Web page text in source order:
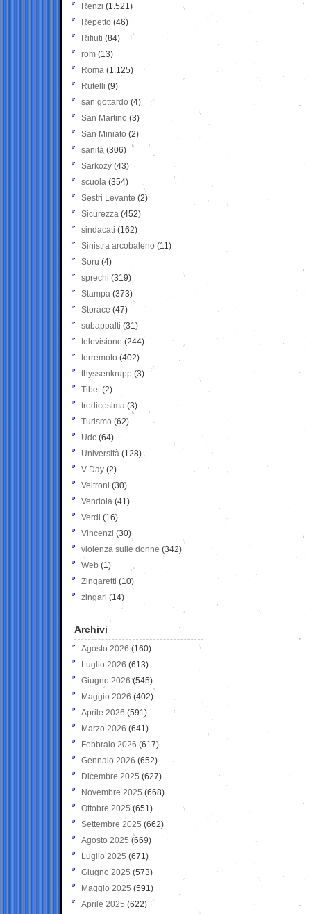
Renzi (1.521)
Repetto (46)
Rifiuti (84)
rom (13)
Roma (1.125)
Rutelli (9)
san gottardo (4)
San Martino (3)
San Miniato (2)
sanità (306)
Sarkozy (43)
scuola (354)
Sestri Levante (2)
Sicurezza (452)
sindacati (162)
Sinistra arcobaleno (11)
Soru (4)
sprechi (319)
Stampa (373)
Storace (47)
subappalti (31)
televisione(244)
terremoto (402)
thyssenkrupp (3)
Tibet(2)
tredicesima (3)
Turismo (62)
Udc (64)
Università (128)
V-Day (2)
Veltroni (30)
Vendola (41)
Verdi (16)
Vincenzi (30)
violenza sulle donne (342)
Web (1)
Zingaretti (10)
zingari (14)
Archivi
Agosto 2026 (160)
Luglio 2026 (613)
Giugno 2026 (545)
Maggio 2026 (402)
Aprile 2026 (591)
Marzo 2026 (641)
Febbraio 2026 (617)
Gennaio 2026 (652)
Dicembre 2025 (627)
Novembre 2025 (668)
Ottobre 2025 (651)
Settembre 2025 (662)
Agosto 2025 (669)
Luglio 2025 (671)
Giugno 2025 (573)
Maggio 2025 (591)
Aprile 2025 (622)